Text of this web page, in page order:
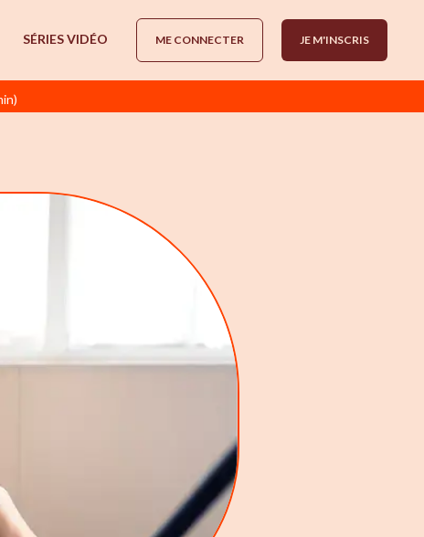
SÉRIES VIDÉO ME CONNECTER JE M'INSCRIS